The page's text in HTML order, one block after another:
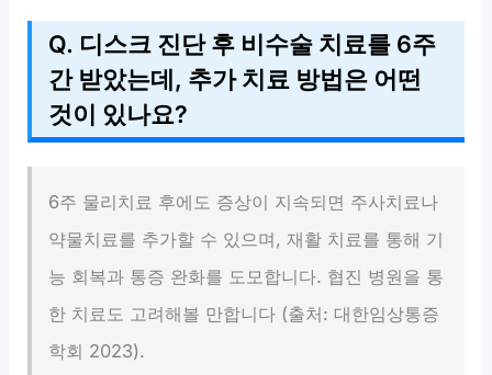
Q. 디스크 진단 후 비수술 치료를 6주
간 받았는데, 추가 치료 방법은 어떤
것이 있나요?
6주 물리치료 후에도 증상이 지속되면 주사치료나
약물치료를 추가할 수 있으며, 재활 치료를 통해 기
능 회복과 통증 완화를 도모합니다. 협진 병원을 통
한 치료도 고려해볼 만합니다 (출처: 대한임상통증
학회 2023).